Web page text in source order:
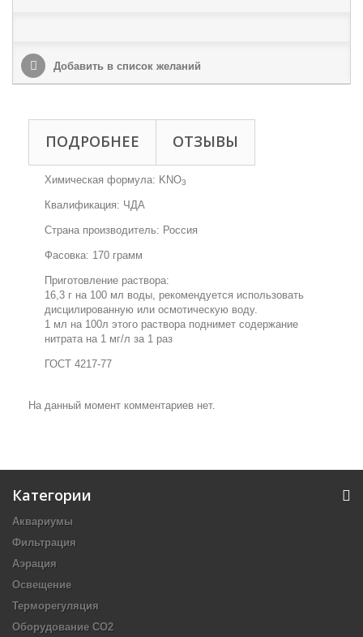
Добавить в список желаний
ПОДРОБНЕЕ ОТЗЫВЫ
Химическая формула: KNO3
Квалификация: ЧДА
Страна производитель: Россия
Фасовка: 170 грамм
Приготовление раствора:
16,3 г на 100 мл воды, рекомендуется использовать
дисцилированную или осмотическую воду.
1 мл на 100л этого раствора поднимет содержание
нитрата на 1 мг/л за 1 раз
ГОСТ 4217-77
На данный момент комментариев нет.
Категории
Аквариумы
Фильтрация
Аэрация
Освещение
Терморегуляция
Оборудование CO2